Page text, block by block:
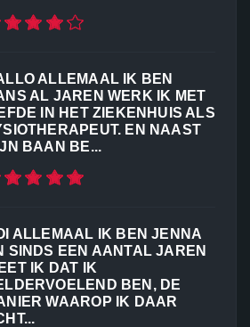
ALLEMAAL IK BEN
AL JAREN WERK IK MET
IN HET ZIEKENHUIS ALS
EN NAAST
BAAN BE...
ALLEMAAL IK BEN JENNA
SINDS EEN AANTAL JAREN
IK DAT IK
BEN, DE
WAAROP IK DAAR